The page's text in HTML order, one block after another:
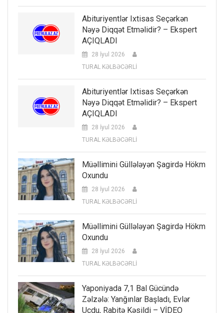
Abituriyentlər Ixtisas Seçərkən
Nəyə Diqqət Etməlidir? – Ekspert
AÇIQLADI
28 İyul 2026
TURAL KƏLBƏCƏRLİ
Abituriyentlər Ixtisas Seçərkən
Nəyə Diqqət Etməlidir? – Ekspert
AÇIQLADI
28 İyul 2026
TURAL KƏLBƏCƏRLİ
Müəllimini Güllələyən Şagirdə Hökm
Oxundu
28 İyul 2026
TURAL KƏLBƏCƏRLİ
Müəllimini Güllələyən Şagirdə Hökm
Oxundu
28 İyul 2026
TURAL KƏLBƏCƏRLİ
Yaponiyada 7,1 Bal Gücündə
Zəlzələ: Yanğınlar Başladı, Evlər
Uçdu, Rabitə Kəsildi – VİDEO